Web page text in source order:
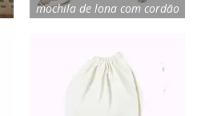
mochila de lona com cordão